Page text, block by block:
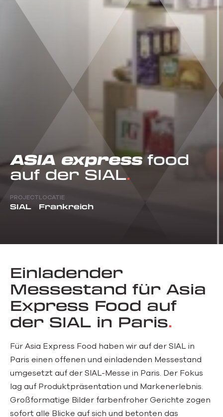
ASIA expressfood
auf der SIAL
PROJECT
SIAL
LOCATIE
Frankreich
Einladender
Messestand für Asia
Express Food auf
der SIAL in Paris
Für Asia Express Food haben wir auf der SIAL in
Paris einen offenen und einladenden Messestand
umgesetzt auf der SIAL-Messe in Paris. Der Fokus
lag auf Produktpräsentation und Markenerlebnis.
Großformatige Bilder farbenfroher Gerichte zogen
sofort alle Blicke auf sich und betonten das